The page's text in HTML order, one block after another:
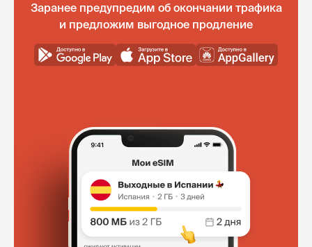
Заранее предупредим об окончании трафика
и предложим выгодное продление